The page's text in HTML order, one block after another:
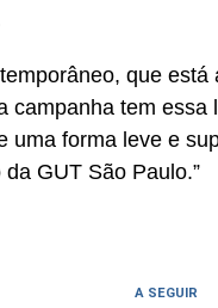
que
campanha tem essa
forma leve e
GUT São Paulo.”
A SEGUIR